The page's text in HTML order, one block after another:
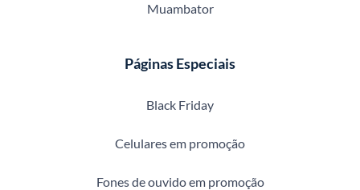
Muambator
Páginas Especiais
Black Friday
Celulares em promoção
Fones de ouvido em promoção